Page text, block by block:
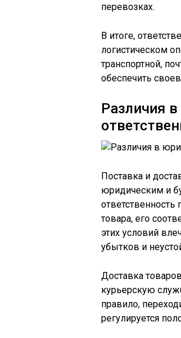
перевозках.
В итоге,
логистическом
транспортной,
обеспечить
Различия
Поставка и
юридическим и
ответственность
товара, его
этих условий
убытков и
Доставка
курьерскую
правило,
регулируется